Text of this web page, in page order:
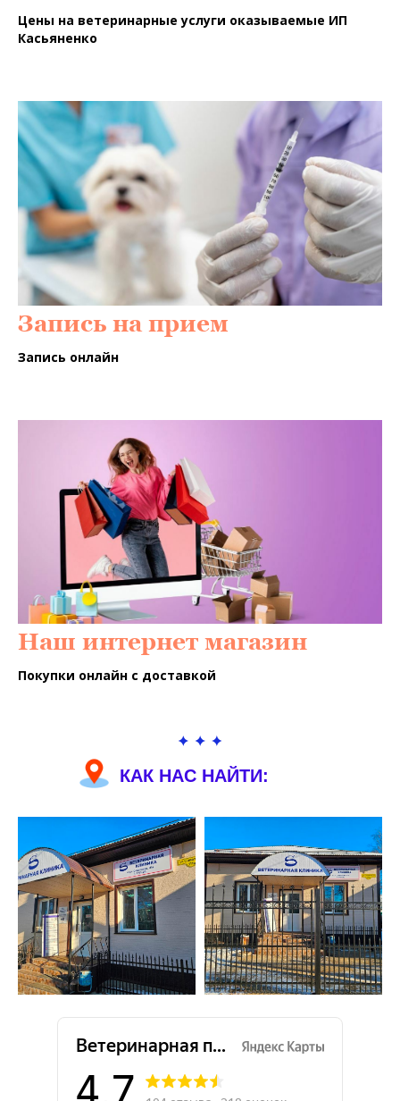
Цены на ветеринарные услуги оказываемые ИП
Касьяненко
Запись на прием
Запись онлайн
Наш интернет магазин
Покупки онлайн с доставкой
КАК НАС НАЙТИ: